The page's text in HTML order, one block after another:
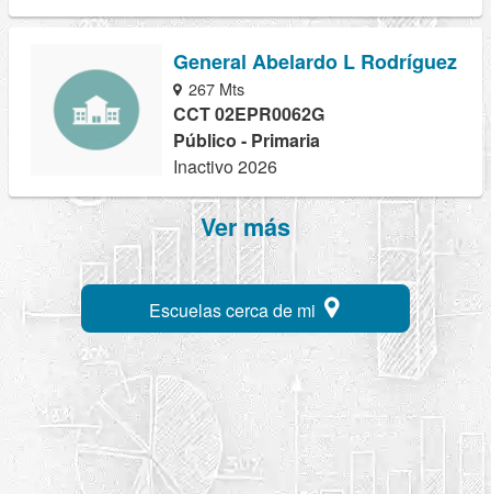
General Abelardo L Rodríguez
267 Mts
CCT 02EPR0062G
Público - Primaria
Inactivo 2026
Ver más
Escuelas cerca de mi